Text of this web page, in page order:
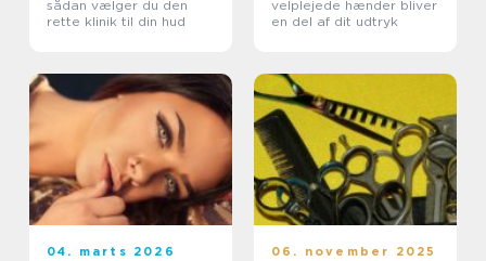
sådan vælger du den
rette klinik til din hud
velplejede hænder bliver
en del af dit udtryk
04. marts 2026 06. november 2025